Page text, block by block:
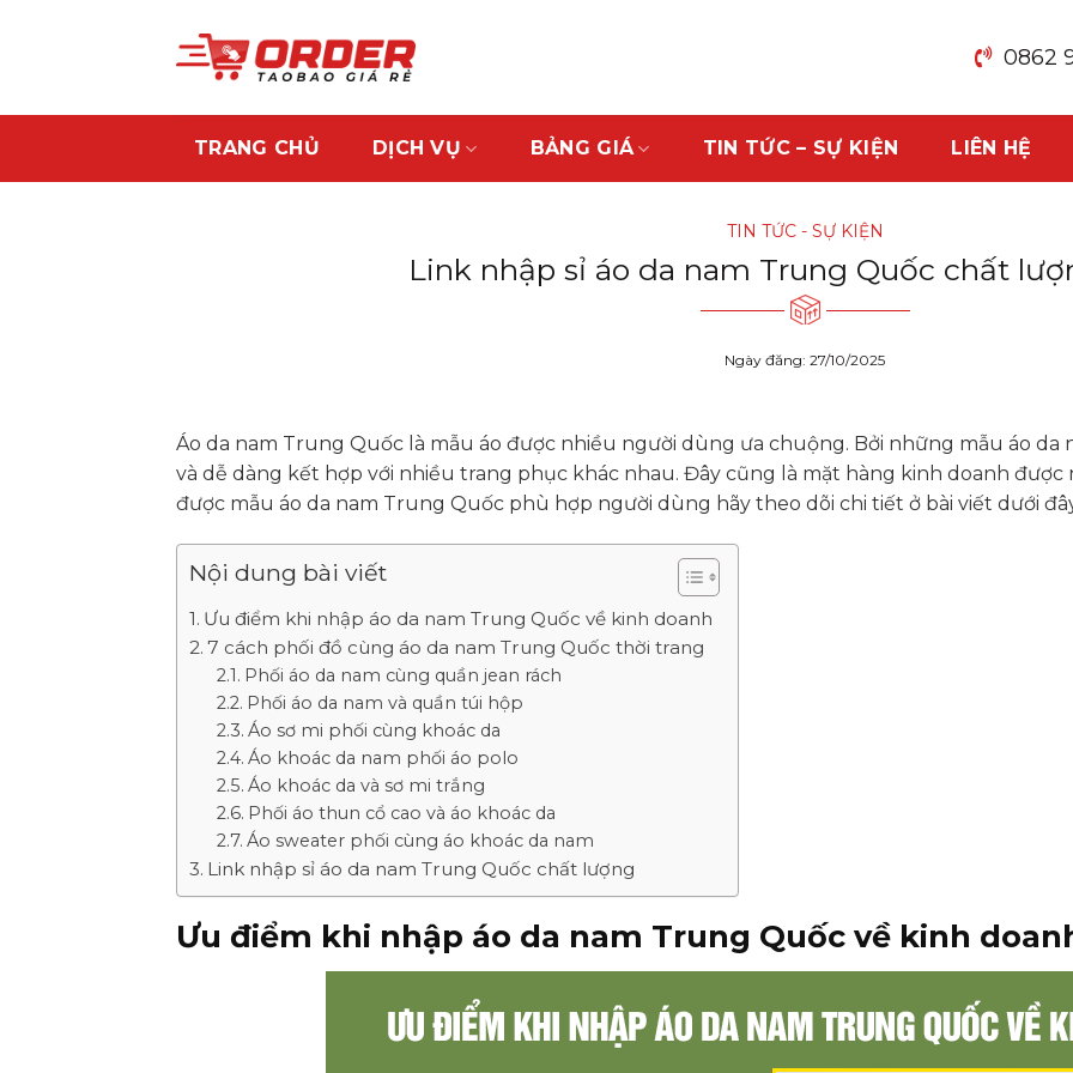
0862
TRANG CHỦ DỊCH VỤ BẢNG GIÁ TIN TỨC – SỰ KIỆN LIÊN HỆ
TIN TỨC - SỰ KIỆN
Link nhập sỉ áo da nam Trung Quốc chất
Ngày đăng: 27/10/2025
Áo da nam Trung Quốc là mẫu áo được nhiều người dùng ưa chuộng. Bởi những mẫu áo da
và dễ dàng kết hợp với nhiều trang phục khác nhau. Đây cũng là mặt hàng kinh doanh
được mẫu áo da nam Trung Quốc phù hợp người dùng hãy theo dõi chi tiết ở bài viết dưới
Nội dung bài viết
Ưu điểm khi nhập áo da nam Trung Quốc về kinh doanh
7 cách phối đồ cùng áo da nam Trung Quốc thời trang
Phối áo da nam cùng quần jean rách
Phối áo da nam và quần túi hộp
Áo sơ mi phối cùng khoác da
Áo khoác da nam phối áo polo
Áo khoác da và sơ mi trắng
Phối áo thun cổ cao và áo khoác da
Áo sweater phối cùng áo khoác da nam
Link nhập sỉ áo da nam Trung Quốc chất lượng
Ưu điểm khi nhập áo da nam Trung Quốc về kinh